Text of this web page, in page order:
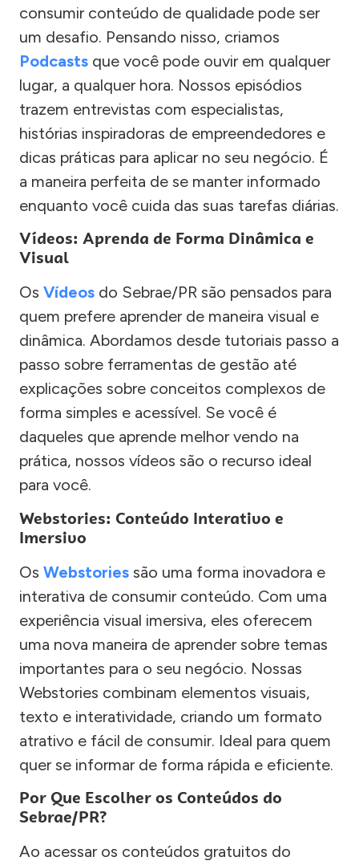
consumir conteúdo de qualidade pode ser
um desafio. Pensando nisso, criamos
Podcasts que você pode ouvir em qualquer
lugar, a qualquer hora. Nossos episódios
trazem entrevistas com especialistas,
histórias inspiradoras de empreendedores e
dicas práticas para aplicar no seu negócio. É
a maneira perfeita de se manter informado
enquanto você cuida das suas tarefas diárias.
Vídeos: Aprenda de Forma Dinâmica e
Visual
Os Vídeos do Sebrae/PR são pensados para
quem prefere aprender de maneira visual e
dinâmica. Abordamos desde tutoriais passo a
passo sobre ferramentas de gestão até
explicações sobre conceitos complexos de
forma simples e acessível. Se você é
daqueles que aprende melhor vendo na
prática, nossos vídeos são o recurso ideal
para você.
Webstories: Conteúdo Interativo e
Imersivo
Os Webstories são uma forma inovadora e
interativa de consumir conteúdo. Com uma
experiência visual imersiva, eles oferecem
uma nova maneira de aprender sobre temas
importantes para o seu negócio. Nossas
Webstories combinam elementos visuais,
texto e interatividade, criando um formato
atrativo e fácil de consumir. Ideal para quem
quer se informar de forma rápida e eficiente.
Por Que Escolher os Conteúdos do
Sebrae/PR?
Ao acessar os conteúdos gratuitos do